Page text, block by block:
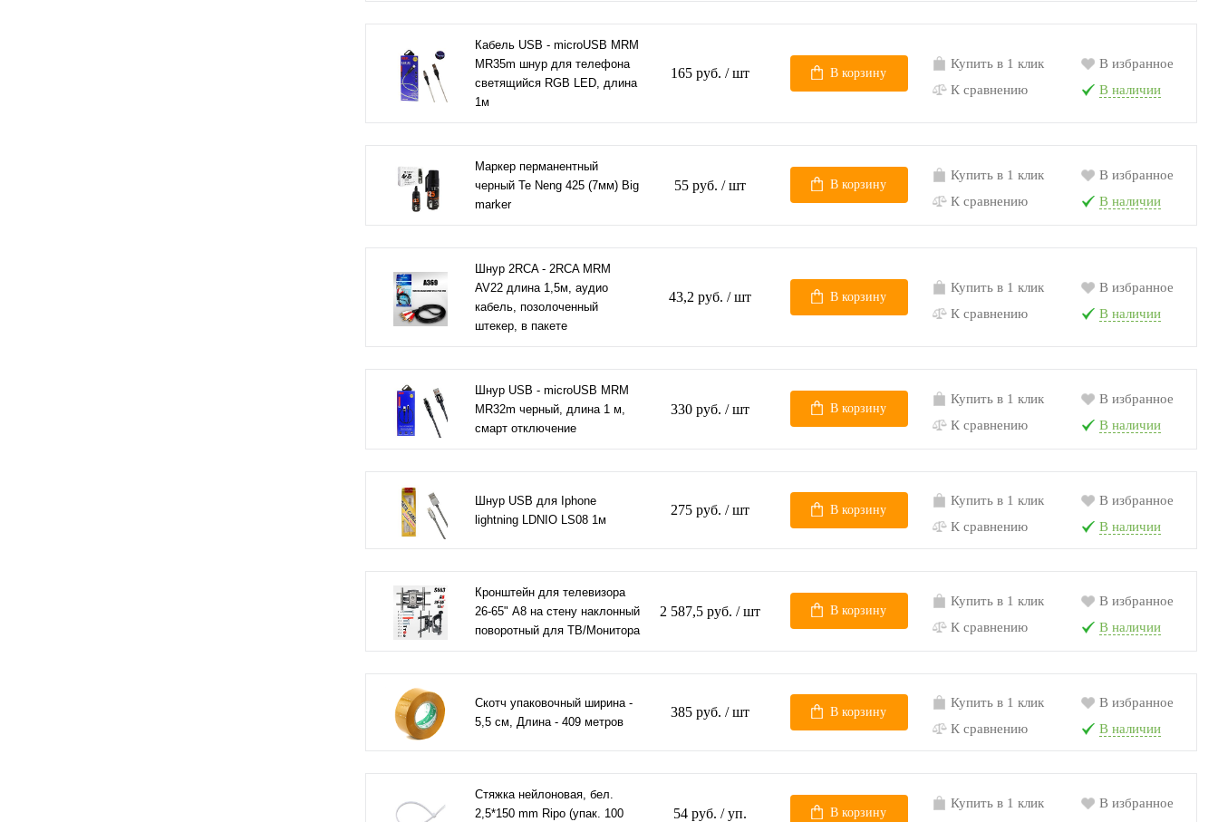
Кабель USB - microUSB MRM
MR35m шнур для телефона
светящийся RGB LED, длина
1м
165 руб. / шт В корзину
Купить в 1 клик
К сравнению
В избранное
В наличии
Маркер перманентный
черный Te Neng 425 (7мм) Big
marker
55 руб. / шт В корзину
Купить в 1 клик
К сравнению
В избранное
В наличии
Шнур 2RCA - 2RCA MRM
AV22 длина 1,5м, аудио
кабель, позолоченный
штекер, в пакете
43,2 руб. / шт В корзину
Купить в 1 клик
К сравнению
В избранное
В наличии
Шнур USB - microUSB MRM
MR32m черный, длина 1 м,
смарт отключение
330 руб. / шт В корзину
Купить в 1 клик
К сравнению
В избранное
В наличии
Шнур USB для Iphone
lightning LDNIO LS08 1м
275 руб. / шт В корзину
Купить в 1 клик
К сравнению
В избранное
В наличии
Кронштейн для телевизора
26-65" A8 на стену наклонный
поворотный для ТВ/Монитора
2 587,5 руб. / шт В корзину
Купить в 1 клик
К сравнению
В избранное
В наличии
Скотч упаковочный ширина -
5,5 см, Длина - 409 метров
385 руб. / шт В корзину
Купить в 1 клик
К сравнению
В избранное
В наличии
Стяжка нейлоновая, бел.
2,5*150 mm Ripo (упак. 100
54 руб. / уп. В корзину
Купить в 1 клик
В избранное